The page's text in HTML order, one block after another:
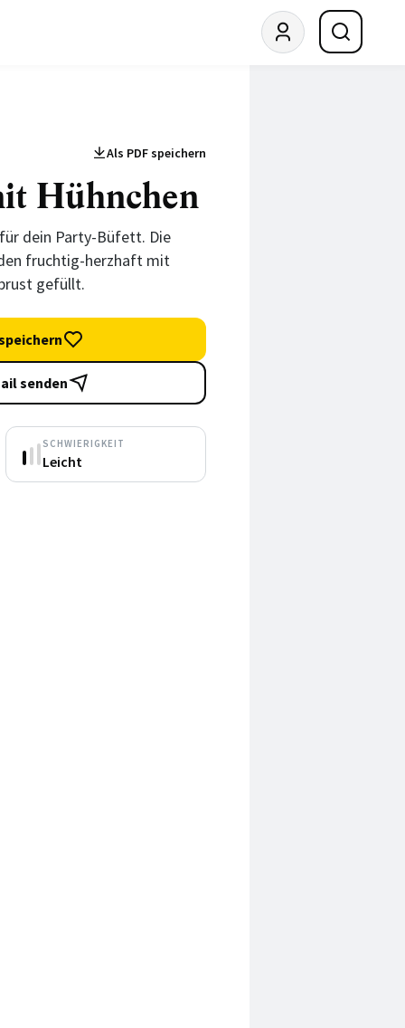
Als PDF speichern
Hühnchen
dein Party-Büfett. Die
fruchtig-herzhaft mit
gefüllt.
senden
SCHWIERIGKEIT
Leicht